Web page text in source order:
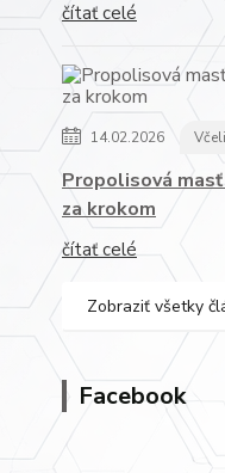
čítať celé
14.02.2026
Propolisová
za krokom
čítať celé
Zobraziť všetky
Facebook